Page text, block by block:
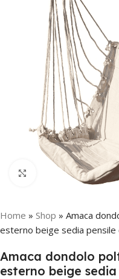
Click to enlarge
Home » Shop » Amaca
esterno beige sedia pensile
Amaca dondolo
esterno beige